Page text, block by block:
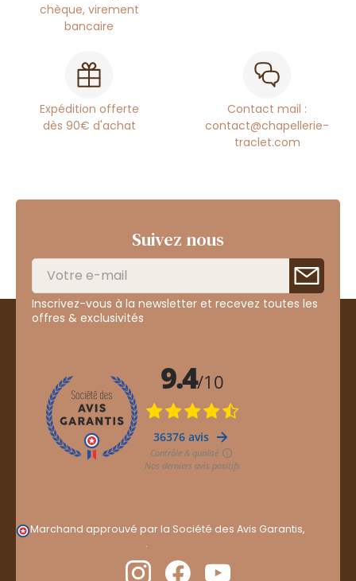
chèque, virement
bancaire
Expédition offerte
dès 90€ d'achat
Contact mail :
contact@chapellerie-
traclet.com
Suivez nous
Inscrivez-vous à la newsletter et recevez toutes les
offres & exclusivités
Marchand approuvé par la Société des Avis Garantis,
.